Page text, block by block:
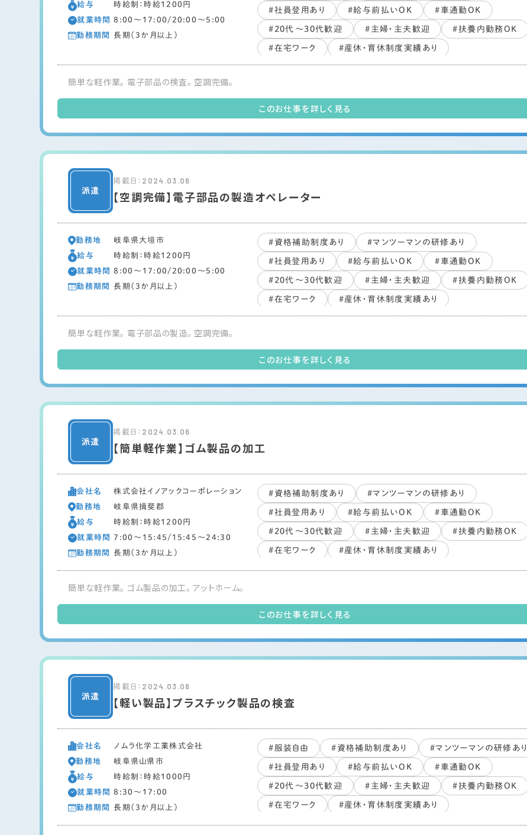
給与
時給制：時給1200円
就業時間
8:00～17:00/20:00～5:00
勤務期間
長期（3か月以上）
#社員登用あり #給与前払いOK #車通勤OK
#20代～30代歓迎 #主婦・主夫歓迎 #扶養内勤務OK
#在宅ワーク #産休・育休制度実績あり
#副業・WワークOK #PCスキル不要 #ブランクOK
#交通費支給あり
簡単な軽作業。 電子部品の検査。 空調完備。
このお仕事を詳しく見る
掲載日： 2024.03.06
【空調完備】電子部品の製造オペレーター
勤務地
岐阜県大垣市
給与
時給制：時給1200円
就業時間
8:00～17:00/20:00～5:00
勤務期間
長期（3か月以上）
#資格補助制度あり #マンツーマンの研修あり
#社員登用あり #給与前払いOK #車通勤OK
#20代～30代歓迎 #主婦・主夫歓迎 #扶養内勤務OK
#在宅ワーク #産休・育休制度実績あり
#副業・WワークOK #PCスキル不要 #ブランクOK
#交通費支給あり
簡単な軽作業。 電子部品の製造。 空調完備。
このお仕事を詳しく見る
掲載日： 2024.03.06
【簡単軽作業】ゴム製品の加工
会社名
株式会社イノアックコーポレーション
勤務地
岐阜県揖斐郡
給与
時給制：時給1200円
就業時間
7:00～15:45/15:45～24:30
勤務期間
長期（3か月以上）
#資格補助制度あり #マンツーマンの研修あり
#社員登用あり #給与前払いOK #車通勤OK
#20代～30代歓迎 #主婦・主夫歓迎 #扶養内勤務OK
#在宅ワーク #産休・育休制度実績あり
#副業・WワークOK #PCスキル不要 #ブランクOK
簡単な軽作業。 ゴム製品の加工。 アットホーム。
このお仕事を詳しく見る
掲載日： 2024.03.06
【軽い製品】プラスチック製品の検査
会社名
ノムラ化学工業株式会社
勤務地
岐阜県山県市
給与
時給制：時給1000円
就業時間
8:30～17:00
勤務期間
長期（3か月以上）
#服装自由 #資格補助制度あり #マンツーマンの研修あり
#社員登用あり #給与前払いOK #車通勤OK
#20代～30代歓迎 #主婦・主夫歓迎 #扶養内勤務OK
#在宅ワーク #産休・育休制度実績あり
#副業・WワークOK #PCスキル不要 #ブランクOK